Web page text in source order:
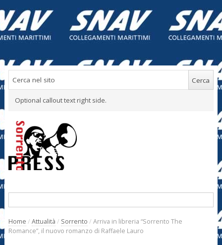
Optional callout text right side.
Home / Attualità / Sorrento / Arriva in libreria “Sorrento The
Romance”, il nuovo romanzo di Raffaele Lauro